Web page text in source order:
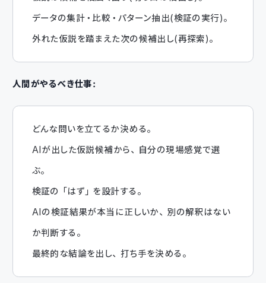
データの集計・比較・パターン抽出（検証の実行）。
外れた仮説を踏まえた次の候補出し（再探索）。
人間がやるべき仕事：
どんな問いを立てるか決める。
AIが出した仮説候補から、自分の現場感覚で選
ぶ。
検証の「はず」を設計する。
AIの検証結果が本当に正しいか、別の解釈はない
か判断する。
最終的な結論を出し、打ち手を決める。